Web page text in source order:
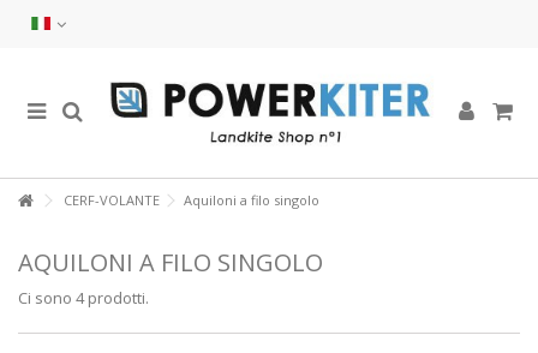
CERF-VOLANTE Aquiloni a filo singolo
AQUILONI A FILO SINGOLO
Ci sono 4 prodotti.